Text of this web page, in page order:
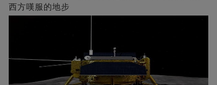
西方嘆服的地步